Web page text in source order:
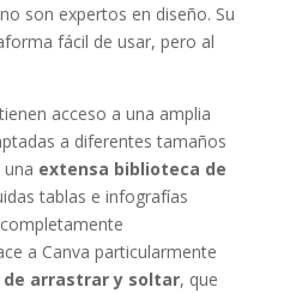
son expertos en diseño. Su
fácil de usar, pero al
acceso a una amplia
a diferentes tamaños
extensa biblioteca de
tablas e infografías
a Canva particularmente
arrastrar y soltar, que